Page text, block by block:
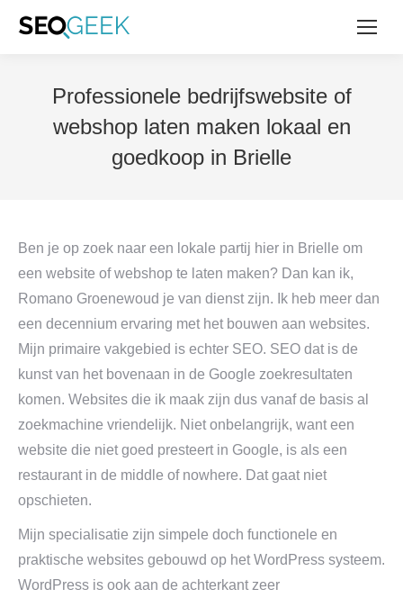
Professionele bedrijfswebsite of
webshop laten maken lokaal en
goedkoop in Brielle
Ben je op zoek naar een lokale partij hier in Brielle om
een website of webshop te laten maken? Dan kan ik,
Romano Groenewoud je van dienst zijn. Ik heb meer dan
een decennium ervaring met het bouwen aan websites.
Mijn primaire vakgebied is echter SEO. SEO dat is de
kunst van het bovenaan in de Google zoekresultaten
komen. Websites die ik maak zijn dus vanaf de basis al
zoekmachine vriendelijk. Niet onbelangrijk, want een
website die niet goed presteert in Google, is als een
restaurant in de middle of nowhere. Dat gaat niet
opschieten.
Mijn specialisatie zijn simpele doch functionele en
praktische websites gebouwd op het WordPress systeem.
WordPress is ook aan de achterkant zeer